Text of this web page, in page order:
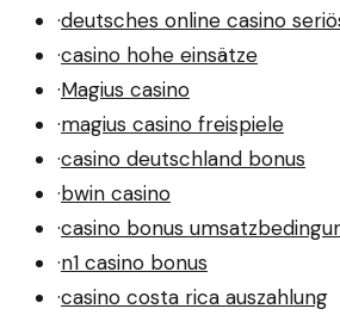
·deutsches online casino
·casino hohe einsätze
·Magius casino
·magius casino freispiele
·casino deutschland bonus
·bwin casino
·casino bonus
·n1 casino bonus
·casino costa rica auszahlung